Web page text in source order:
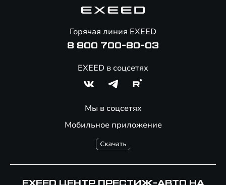
Помощь на дорогах
Мобильное приложение
Горячая линия EXEED
8 800 700-80-03
EXEED в соцсетях
Мы в соцсетях
EXEED ЦЕНТР ПРЕСТИЖ-АВТО НА